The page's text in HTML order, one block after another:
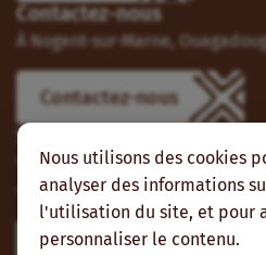
Nous utilisons des cookies
analyser des informations
l'utilisation du site, et pour
personnaliser le contenu.
Contactez-nous
À Nogent-sur-Marne,
Contactez-nous
Suivez-nous
Vous pouvez aussi vous
suivre sur les réseaux sociaux.